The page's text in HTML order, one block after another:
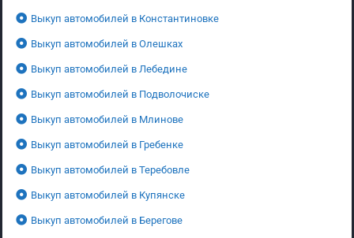
Выкуп автомобилей в Константиновке
Выкуп автомобилей в Олешках
Выкуп автомобилей в Лебедине
Выкуп автомобилей в Подволочиске
Выкуп автомобилей в Млинове
Выкуп автомобилей в Гребенке
Выкуп автомобилей в Теребовле
Выкуп автомобилей в Купянске
Выкуп автомобилей в Берегове